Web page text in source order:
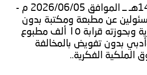
مصر ـ 1447/12/19هـ ــ الموافق 2026/06/05 م -
عن مطبعة ومكتبة بدون
ترخيص" بالإسكندرية وبحوزته قرابة ١٥ ألف مطبوع
بدون تفويض بالمخالفة
الملكية الفكرية..